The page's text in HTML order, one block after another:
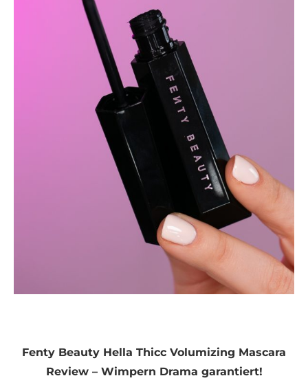
Fenty Beauty Hella Thicc Volumizing Mascara
Review – Wimpern Drama garantiert!